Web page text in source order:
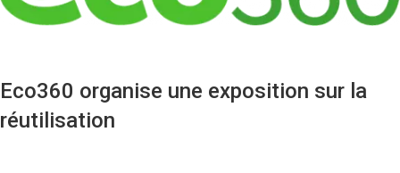
Eco360 organise une exposition sur la
réutilisation